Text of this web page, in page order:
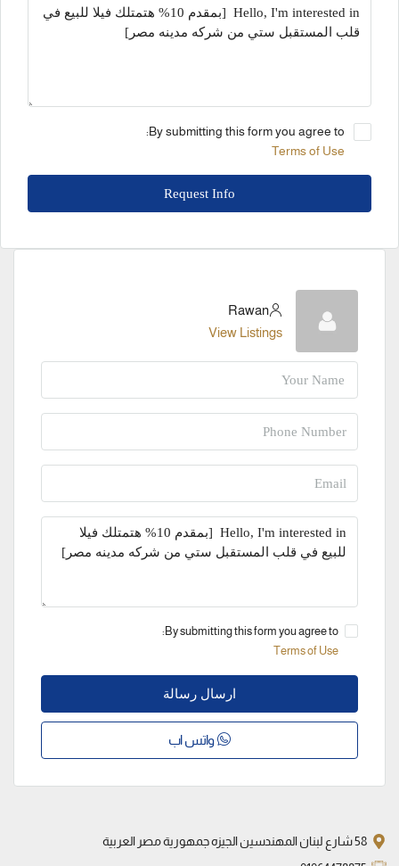
By submitting this form you agree to:
Terms of Use
Request Info
Rawan
View Listings
By submitting this form you agree to:
Terms of Use
ارسال رسالة
واتس اب
58 شارع لبنان المهندسين الجيزه جمهورية مصر العربية